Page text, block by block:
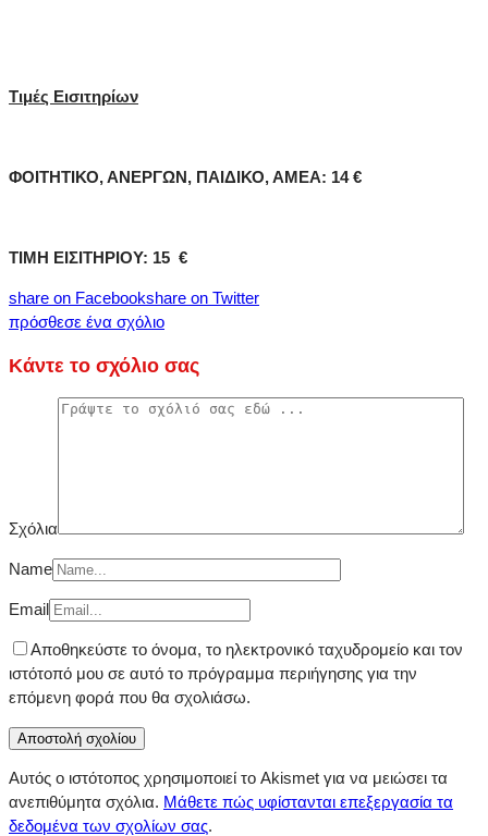
Τιμές Εισιτηρίων
ΦΟΙΤΗΤΙΚΟ, ΑΝΕΡΓΩΝ, ΠΑΙΔΙΚΟ, ΑΜΕΑ: 14 €
ΤΙΜΗ ΕΙΣΙΤΗΡΙΟΥ: 15 €
share on Facebookshare on Twitter
πρόσθεσε ένα σχόλιο
Κάντε το σχόλιο σας
Σχόλια
Name
Email
Αποθηκεύστε το όνομα, το ηλεκτρονικό ταχυδρομείο και τον
ιστότοπό μου σε αυτό το πρόγραμμα περιήγησης για την
επόμενη φορά που θα σχολιάσω.
Αυτός ο ιστότοπος χρησιμοποιεί το Akismet για να μειώσει τα
ανεπιθύμητα σχόλια. Μάθετε πώς υφίστανται επεξεργασία τα
δεδομένα των σχολίων σας.